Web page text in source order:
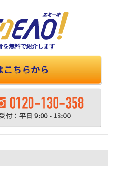
を無料で紹介します